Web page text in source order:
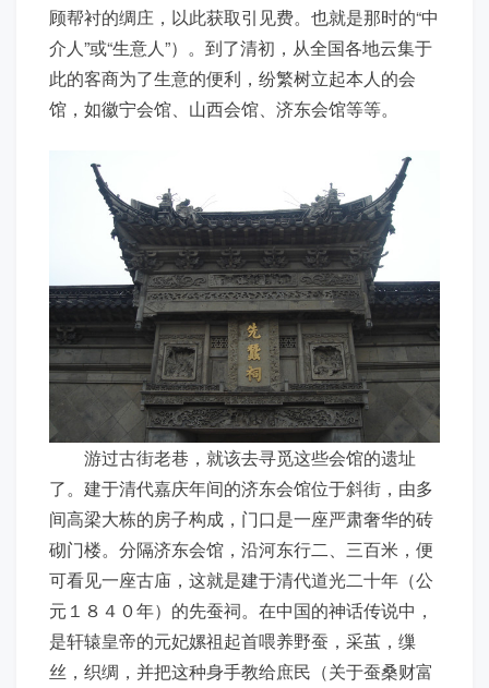
顾帮衬的绸庄，以此获取引见费。也就是那时的“中
介人”或“生意人”）。到了清初，从全国各地云集于
此的客商为了生意的便利，纷繁树立起本人的会
馆，如徽宁会馆、山西会馆、济东会馆等等。
游过古街老巷，就该去寻觅这些会馆的遗址
了。建于清代嘉庆年间的济东会馆位于斜街，由多
间高梁大栋的房子构成，门口是一座严肃奢华的砖
砌门楼。分隔济东会馆，沿河东行二、三百米，便
可看见一座古庙，这就是建于清代道光二十年（公
元１８４０年）的先蚕祠。在中国的神话传说中，
是轩辕皇帝的元妃嫘祖起首喂养野蚕，采茧，缫
丝，织绸，并把这种身手教给庶民（关于蚕桑财富